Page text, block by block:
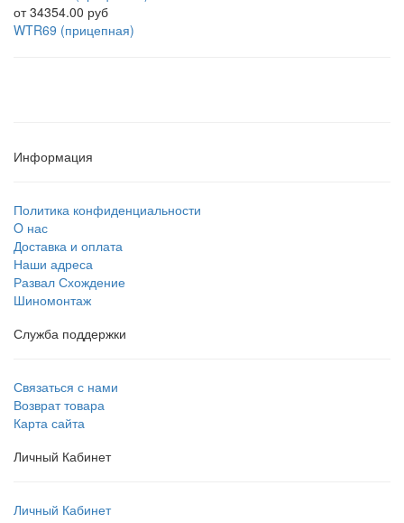
от34354.00 руб
WTR69 (прицепная)
Информация
Политика конфиденциальности
O нас
Доставка и оплата
Наши адреса
Развал Схождение
Шиномонтаж
Служба поддержки
Связаться с нами
Возврат товара
Карта сайта
Личный Кабинет
Личный Кабинет